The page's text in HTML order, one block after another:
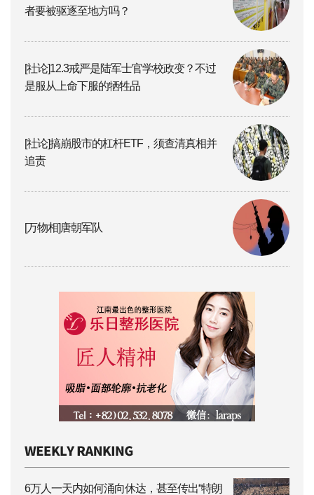
者要被驱逐至地方吗？
[社论]12.3戒严是陆军士官学校政变？不过
是服从上命下服的牺牲品
[社论]搞崩股市的杠杆ETF，须查清真相并
追责
[万物相]唐朝军队
6万人一天内如何涌向休达，甚至传出“特朗